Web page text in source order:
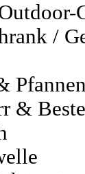
/
Pfannen
&